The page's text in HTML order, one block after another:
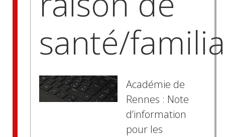
santé/
Académie de
Rennes : Note
d’information
pour les